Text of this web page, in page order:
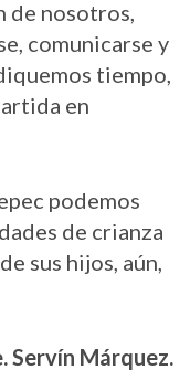
de nosotros,
comunicarse y
tiempo,
en
podemos
de crianza
sus hijos, aún,
Servín Márquez.